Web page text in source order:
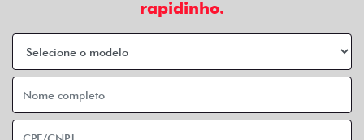
rapidinho.